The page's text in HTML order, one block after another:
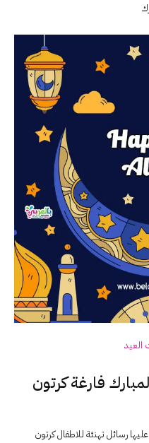
العيد
فارغة كرتون
رسائل تهنئة للاطفال كرتون